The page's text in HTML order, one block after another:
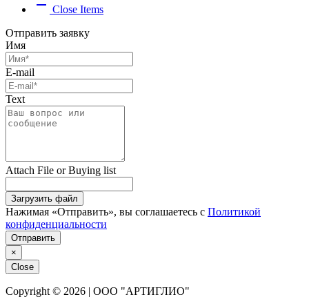
remove Close Items
Отправить заявку
Имя
E-mail
Text
Attach File or Buying list
Загрузить файл
Нажимая «Отправить», вы соглашаетесь с Политикой
конфиденциальности
Отправить
×
Close
Copyright © 2026 | ООО "АРТИГЛИО"